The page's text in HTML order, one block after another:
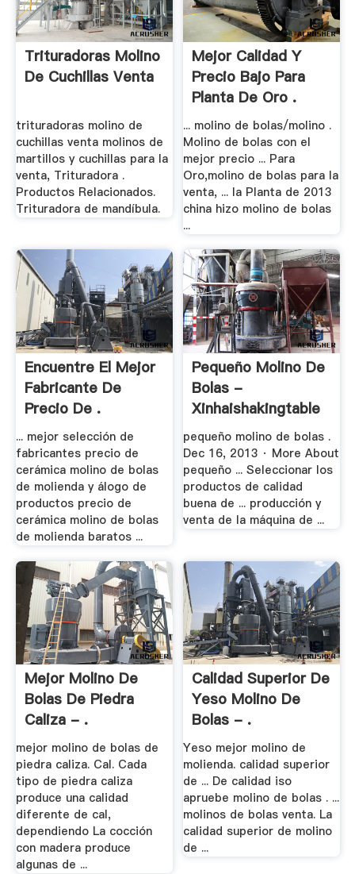
Trituradoras Molino
De Cuchillas Venta
trituradoras molino de
cuchillas venta molinos de
martillos y cuchillas para la
venta, Trituradora .
Productos Relacionados.
Trituradora de mandíbula.
Mejor Calidad Y
Precio Bajo Para
Planta De Oro .
... molino de bolas/molino .
Molino de bolas con el
mejor precio ... Para
Oro,molino de bolas para la
venta, ... la Planta de 2013
china hizo molino de bolas
...
Encuentre El Mejor
Fabricante De
Precio De .
... mejor selección de
fabricantes precio de
cerámica molino de bolas
de molienda y álogo de
productos precio de
cerámica molino de bolas
de molienda baratos ...
Pequeño Molino De
Bolas -
Xinhaishakingtable
pequeño molino de bolas .
Dec 16, 2013 · More About
pequeño ... Seleccionar los
productos de calidad
buena de ... producción y
venta de la máquina de ...
Mejor Molino De
Bolas De Piedra
Caliza - .
mejor molino de bolas de
piedra caliza. Cal. Cada
tipo de piedra caliza
produce una calidad
diferente de cal,
dependiendo La cocción
con madera produce
algunas de ...
Calidad Superior De
Yeso Molino De
Bolas - .
Yeso mejor molino de
molienda. calidad superior
de ... De calidad iso
apruebe molino de bolas . ...
molinos de bolas venta. La
calidad superior de molino
de ...